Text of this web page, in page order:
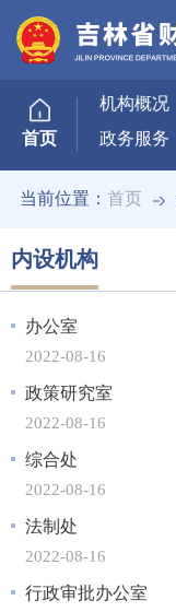
首页
机构概况
政务服务
当前位置：首页
内设机构
办公室
2022-08-16
政策研究室
2022-08-16
综合处
2022-08-16
法制处
2022-08-16
行政审批办公室